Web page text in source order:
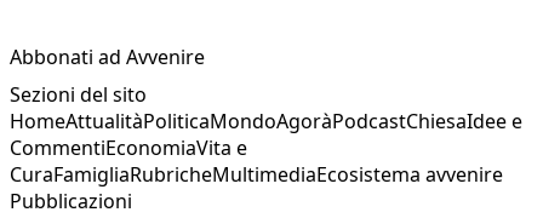
Abbonati ad Avvenire
Sezioni del sito
HomeAttualitàPoliticaMondoAgoràPodcastChiesaIdee e
CommentiEconomiaVita e
CuraFamigliaRubricheMultimediaEcosistema avvenire
Pubblicazioni